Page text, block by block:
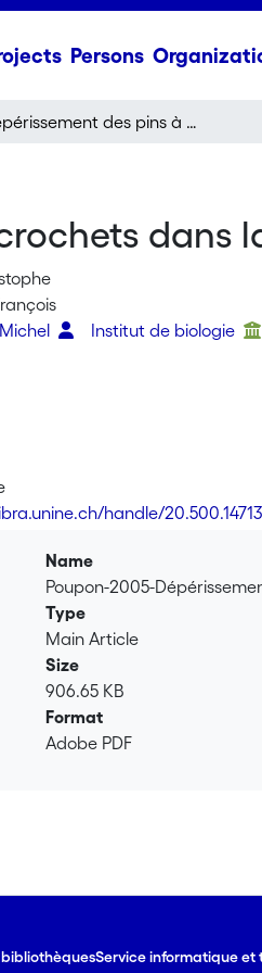
Persons
Dépérissement des pins à crochets dans la tourbière des Enfers
dans
Institut de biologie
handle/
Name
Poupon-2005-
Type
Main Article
Size
906.65 KB
Format
Adobe PDF
Service informatique et